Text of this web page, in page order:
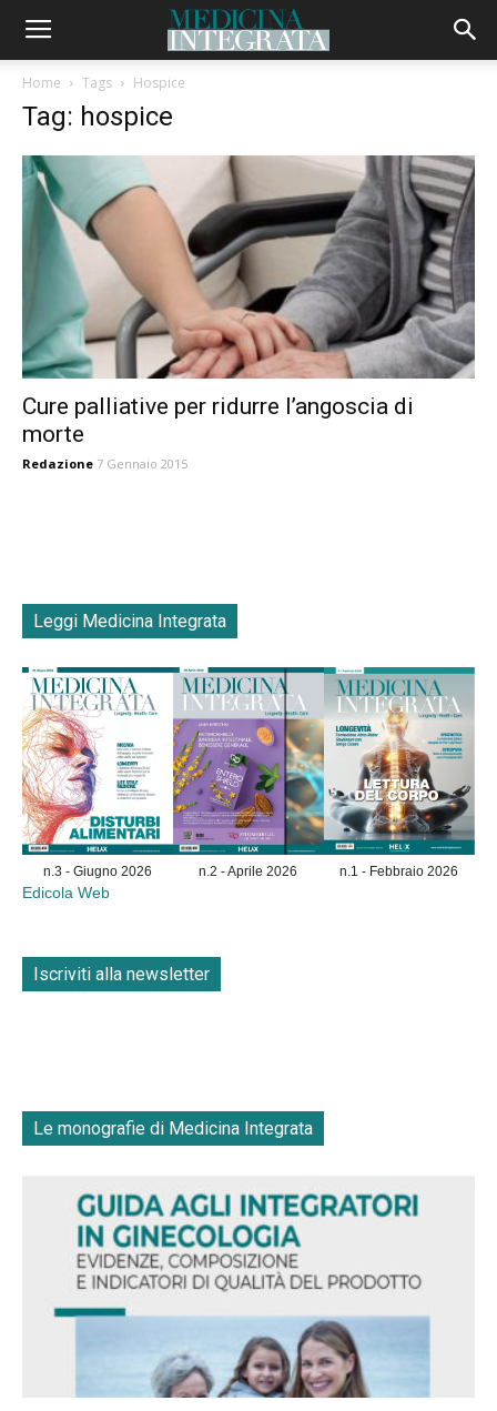
Home Tags Hospice
Tag: hospice
Cure palliative per ridurre l’angoscia di
morte
Redazione 7 Gennaio 2015
Leggi Medicina Integrata
n.3 - Giugno 2026 n.2 - Aprile 2026 n.1 - Febbraio 2026
Edicola Web
Iscriviti alla newsletter
Le monografie di Medicina Integrata